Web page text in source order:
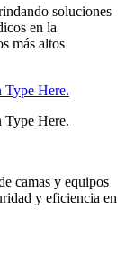
soluciones
en la
más altos
camas y equipos
y eficiencia en